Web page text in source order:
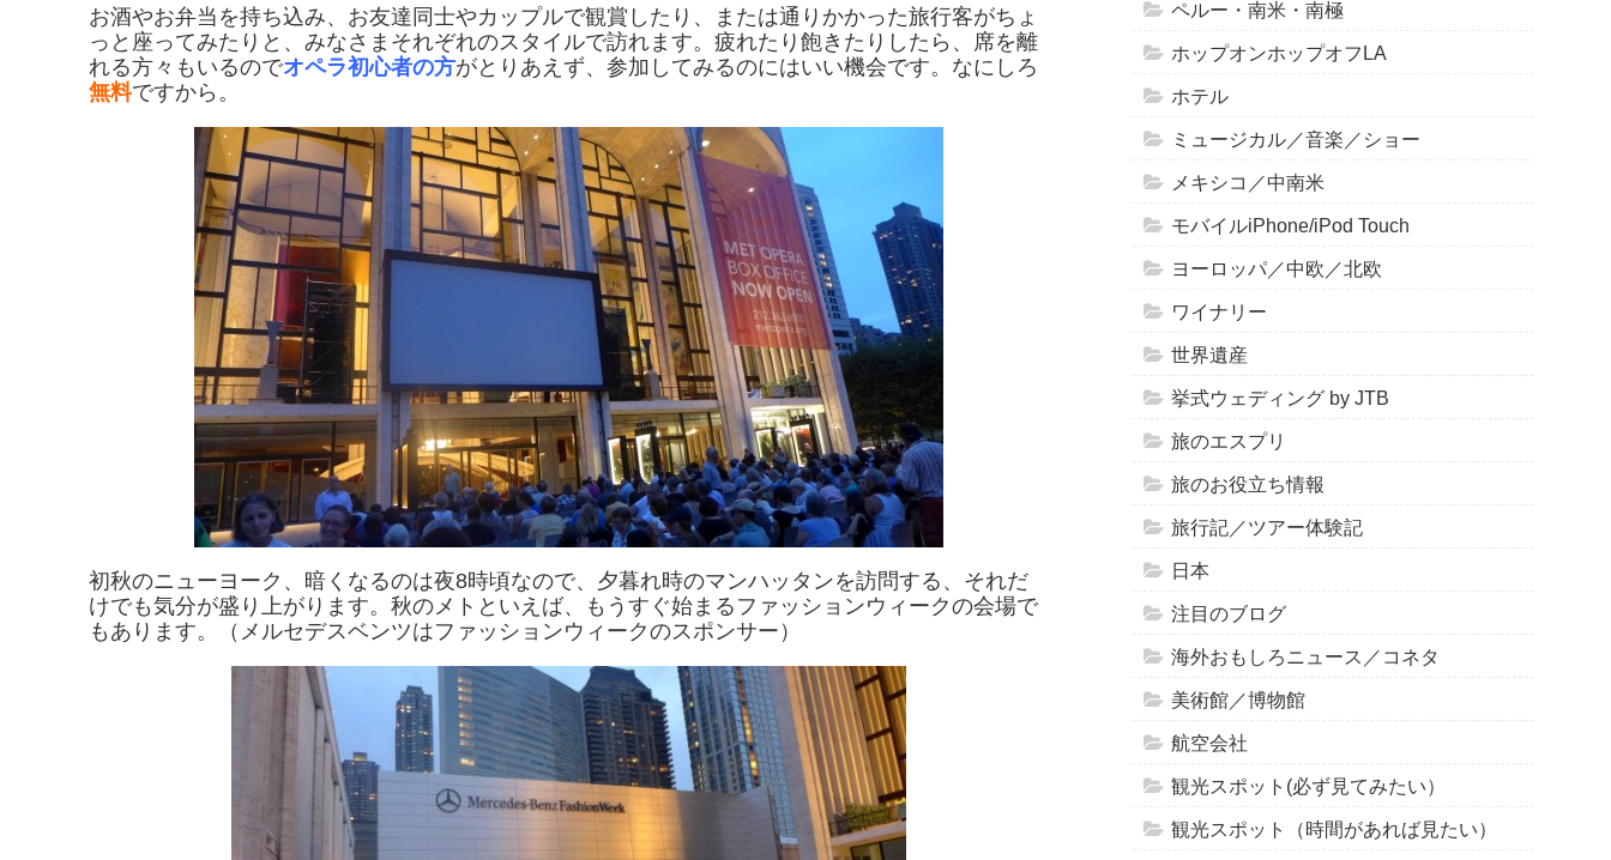
お酒やお弁当を持ち込み、お友達同士やカップルで観賞したり、または通りかかった旅行客がちょ
っと座ってみたりと、みなさまそれぞれのスタイルで訪れます。疲れたり飽きたりしたら、席を離
れる方々もいるのでオペラ初心者の方がとりあえず、参加してみるのにはいい機会です。なにしろ
無料ですから。
初秋のニューヨーク、暗くなるのは夜8時頃なので、夕暮れ時のマンハッタンを訪問する、それだ
けでも気分が盛り上がります。秋のメトといえば、もうすぐ始まるファッションウィークの会場で
もあります。（メルセデスベンツはファッションウィークのスポンサー）
ペルー・南米・南極
ホップオンホップオフLA
ホテル
ミュージカル／音楽／ショー
メキシコ／中南米
モバイルiPhone/iPod Touch
ヨーロッパ／中欧／北欧
ワイナリー
世界遺産
挙式ウェディング by JTB
旅のエスプリ
旅のお役立ち情報
旅行記／ツアー体験記
日本
注目のブログ
海外おもしろニュース／コネタ
美術館／博物館
航空会社
観光スポット(必ず見てみたい）
観光スポット（時間があれば見たい）